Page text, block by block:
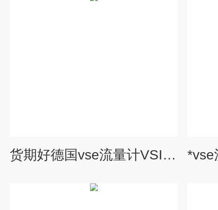
货期好德国vse流量计VSI1/16S2455V-32W15/4